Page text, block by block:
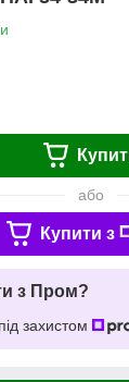
або
Купити з
з Пром?
захистом